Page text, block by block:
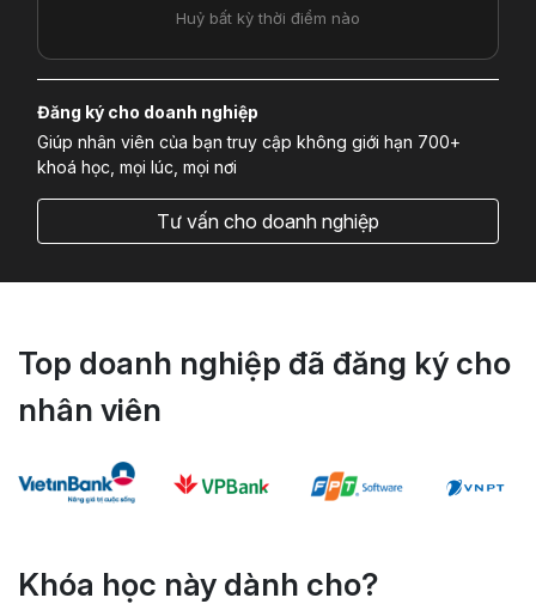
Huỷ bất kỳ thời điểm nào
Đăng ký cho doanh nghiệp
Giúp nhân viên của bạn truy cập không giới hạn 700+
khoá học, mọi lúc, mọi nơi
Tư vấn cho doanh nghiệp
Top doanh nghiệp đã đăng ký cho
nhân viên
Khóa học này dành cho?